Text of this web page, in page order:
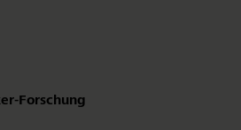
Forschung